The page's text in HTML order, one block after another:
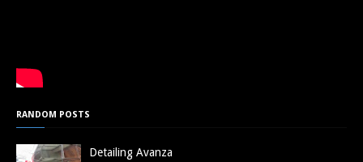
RANDOM POSTS
Detailing Avanza